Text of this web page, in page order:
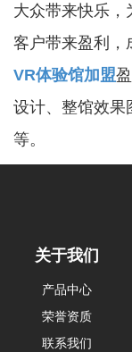
大众带来快乐，
客户带来盈利，
VR体验馆加盟
设计、整馆效果
等。
关于我们
产品中心
荣誉资质
联系我们